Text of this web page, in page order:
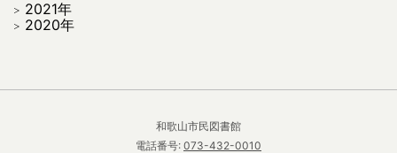
2021年
2020年
和歌山市民図書館
電話番号: 073-432-0010